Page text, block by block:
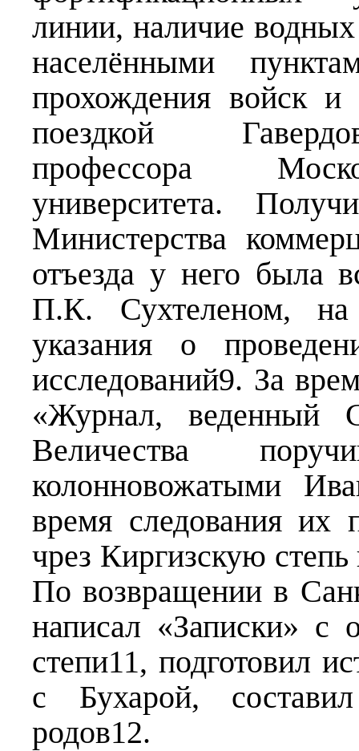
линии, наличие
населёнными
прохождения войск и
поездкой
профессора
университета.
Министерства
отъезда у него была
П.К. Сухтеленом,
указания о
исследований9. За
«Журнал, веденный
Величества
колонновожатыми
время следования
чрез Киргизскую
По возвращении в
написал «Записки» с
степи11, подготовил
с Бухарой,
родов12.